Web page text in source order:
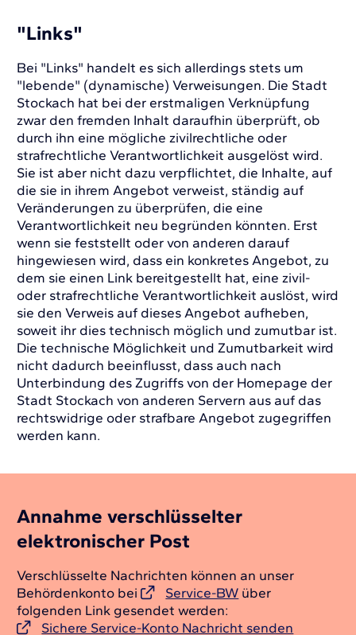
"Links"
Bei "Links" handelt es sich allerdings stets um
"lebende" (dynamische) Verweisungen. Die Stadt
Stockach hat bei der erstmaligen Verknüpfung
zwar den fremden Inhalt daraufhin überprüft, ob
durch ihn eine mögliche zivilrechtliche oder
strafrechtliche Verantwortlichkeit ausgelöst wird.
Sie ist aber nicht dazu verpflichtet, die Inhalte, auf
die sie in ihrem Angebot verweist, ständig auf
Veränderungen zu überprüfen, die eine
Verantwortlichkeit neu begründen könnten. Erst
wenn sie feststellt oder von anderen darauf
hingewiesen wird, dass ein konkretes Angebot, zu
dem sie einen Link bereitgestellt hat, eine zivil-
oder strafrechtliche Verantwortlichkeit auslöst, wird
sie den Verweis auf dieses Angebot aufheben,
soweit ihr dies technisch möglich und zumutbar ist.
Die technische Möglichkeit und Zumutbarkeit wird
nicht dadurch beeinflusst, dass auch nach
Unterbindung des Zugriffs von der Homepage der
Stadt Stockach von anderen Servern aus auf das
rechtswidrige oder strafbare Angebot zugegriffen
werden kann.
Annahme verschlüsselter
elektronischer Post
Verschlüsselte Nachrichten können an unser
Behördenkonto bei
Service-BW über
folgenden Link gesendet werden:
Sichere Service-Konto Nachricht senden